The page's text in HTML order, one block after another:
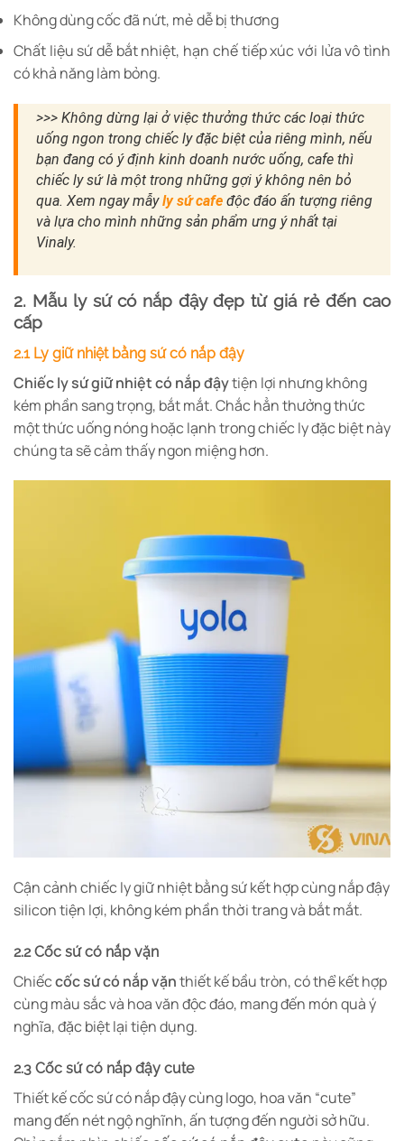
Không dùng cốc đã nứt, mẻ dễ bị thương
Chất liệu sứ dễ bắt nhiệt, hạn chế tiếp xúc với lửa vô tình
có khả năng làm bỏng.
>>> Không dừng lại ở việc thưởng thức các loại thức
uống ngon trong chiếc ly đặc biệt của riêng mình, nếu
bạn đang có ý định kinh doanh nước uống, cafe thì
chiếc ly sứ là một trong những gợi ý không nên bỏ
qua. Xem ngay mẫyly sứ cafe độc đáo ấn tượng riêng
và lựa cho mình những sản phẩm ưng ý nhất tại
Vinaly.
2. Mẫu ly sứ có nắp đậy đẹp từ giá rẻ đến cao
cấp
2.1 Ly giữ nhiệt bằng sứ có nắp đậy
Chiếc ly sứ giữ nhiệt có nắp đậytiện lợi nhưng không
kém phần sang trọng, bắt mắt. Chắc hẳn thưởng thức
một thức uống nóng hoặc lạnh trong chiếc ly đặc biệt này
chúng ta sẽ cảm thấy ngon miệng hơn.
Cận cảnh chiếc ly giữ nhiệt bằng sứ kết hợp cùng nắp đậy
silicon tiện lợi, không kém phần thời trang và bắt mắt.
2.2 Cốc sứ có nắp vặn
Chiếccốc sứ có nắp vặnthiết kế bầu tròn, có thể kết hợp
cùng màu sắc và hoa văn độc đáo, mang đến món quà ý
nghĩa, đặc biệt lại tiện dụng.
2.3 Cốc sứ có nắp đậy cute
Thiết kế cốc sứ có nắp đậy cùng logo, hoa văn “cute”
mang đến nét ngộ nghĩnh, ấn tượng đến người sở hữu.